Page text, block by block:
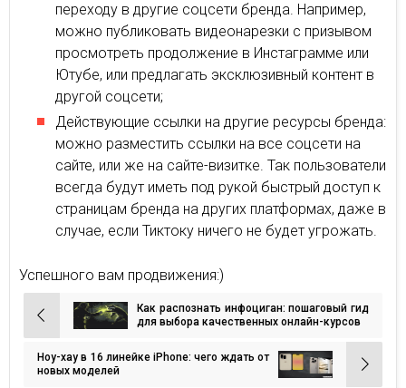
переходу в другие соцсети бренда. Например,
можно публиковать видеонарезки с призывом
просмотреть продолжение в Инстаграмме или
Ютубе, или предлагать эксклюзивный контент в
другой соцсети;
Действующие ссылки на другие ресурсы бренда:
можно разместить ссылки на все соцсети на
сайте, или же на сайте-визитке. Так пользователи
всегда будут иметь под рукой быстрый доступ к
страницам бренда на других платформах, даже в
случае, если Тиктоку ничего не будет угрожать.
Успешного вам продвижения:)
Навигация
по
записям
Как распознать инфоциган: пошаговый гид
для выбора качественных онлайн-курсов
Ноу-хау в 16 линейке iPhone: чего ждать от
новых моделей